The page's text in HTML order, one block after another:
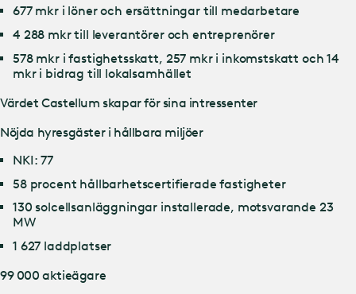
677 mkr i löner och ersättningar till medarbetare
4 288 mkr till leverantörer och entreprenörer
578 mkr i fastighetsskatt, 257 mkr i inkomstskatt och 14
mkr i bidrag till lokalsamhället
Värdet Castellum skapar för sina intressenter
Nöjda hyresgäster i hållbara miljöer
NKI: 77
58 procent hållbarhetscertifierade fastigheter
130 solcellsanläggningar installerade, motsvarande 23
MW
1 627 laddplatser
99 000 aktieägare